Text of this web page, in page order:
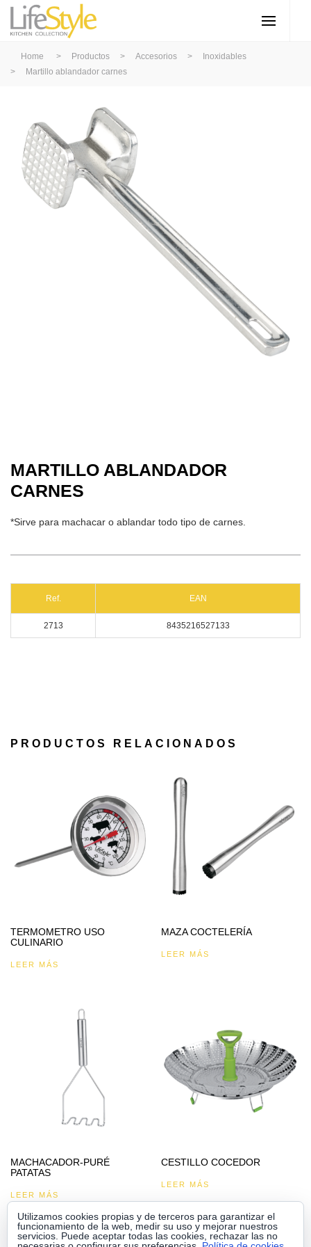
Home > Productos > Accesorios >
Inoxidables
>
Martillo ablandador carnes
MARTILLO ABLANDADOR
CARNES
*Sirve para machacar o ablandar todo tipo de carnes.
Ref. EAN
2713 8435216527133
PRODUCTOS RELACIONADOS
TERMOMETRO USO
CULINARIO
LEER MÁS
MAZA COCTELERÍA
LEER MÁS
MACHACADOR-PURÉ
PATATAS
LEER MÁS
CESTILLO COCEDOR
LEER MÁS
Utilizamos cookies propias y de terceros para garantizar el
funcionamiento de la web, medir su uso y mejorar nuestros
servicios. Puede aceptar todas las cookies, rechazar las no